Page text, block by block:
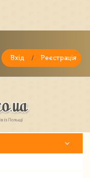
Вхід / Реєстрація